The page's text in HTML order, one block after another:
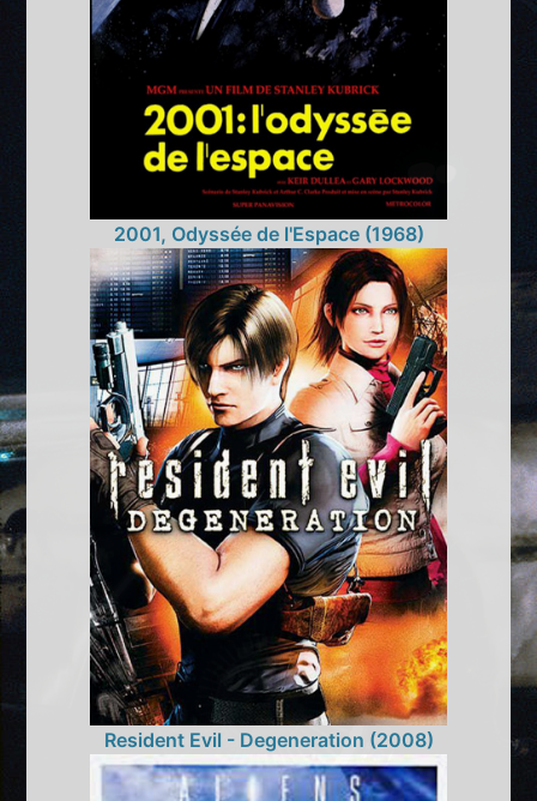
2001, Odyssée de l'Espace (1968)
Resident Evil - Degeneration (2008)